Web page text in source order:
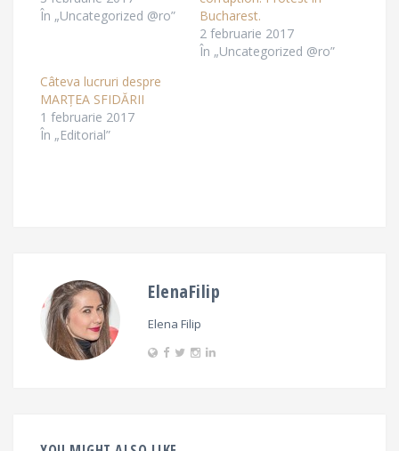
În „Uncategorized @ro”
Bucharest.
2 februarie 2017
În „Uncategorized @ro”
Câteva lucruri despre
MARȚEA SFIDĂRII
1 februarie 2017
În „Editorial”
ElenaFilip
Elena Filip